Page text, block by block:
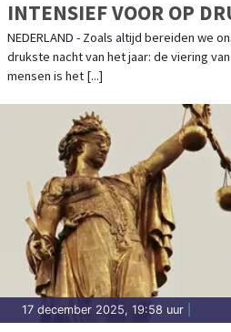
INTENSIEF VOOR OP
VAN HET JAAR
NEDERLAND - Zoals altijd bereiden we
drukste nacht van het jaar: de viering
mensen is het [...]
17 december 2025, 19:58 uur